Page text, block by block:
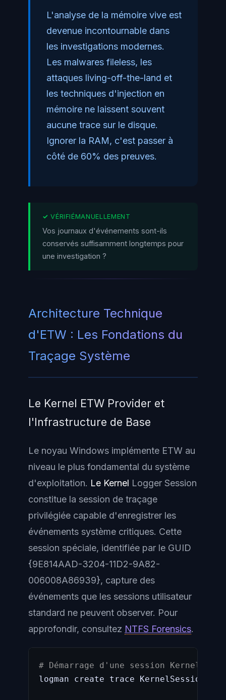
L'analyse de la mémoire vive est
devenue incontournable dans
les investigations modernes.
Les malwares fileless, les
attaques living-off-the-land et
les techniques d'injection en
mémoire ne laissent souvent
aucune trace sur le disque.
Ignorer la RAM, c'est passer à
côté de 60% des preuves.
Vos journaux d'événements sont-ils
conservés suffisamment longtemps pour
une investigation ?
Architecture Technique
d'ETW : Les Fondations du
Traçage Système
Le Kernel ETW Provider et
l'Infrastructure de Base
Le noyau Windows implémente ETW au
niveau le plus fondamental du système
d'exploitation. Le Kernel Logger Session
constitue la session de traçage
privilégiée capable d'enregistrer les
événements système critiques. Cette
session spéciale, identifiée par le GUID
{9E814AAD-3204-11D2-9A82-
006008A86939}, capture des
événements que les sessions utilisateur
standard ne peuvent observer. Pour
approfondir, consultez NTFS Forensics.
# Démarrage d'une session Kernel
logman create trace KernelSession